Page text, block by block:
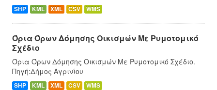
SHP KML XML CSV WMS
Όρια Όρων Δόμησης Οικισμών Με Ρυμοτομικό
Σχέδιο
Όρια Όρων Δόμησης Οικισμών Με Ρυμοτομικό Σχέδιο.
Πηγή:Δήμος Αγρινίου
SHP KML XML CSV WMS